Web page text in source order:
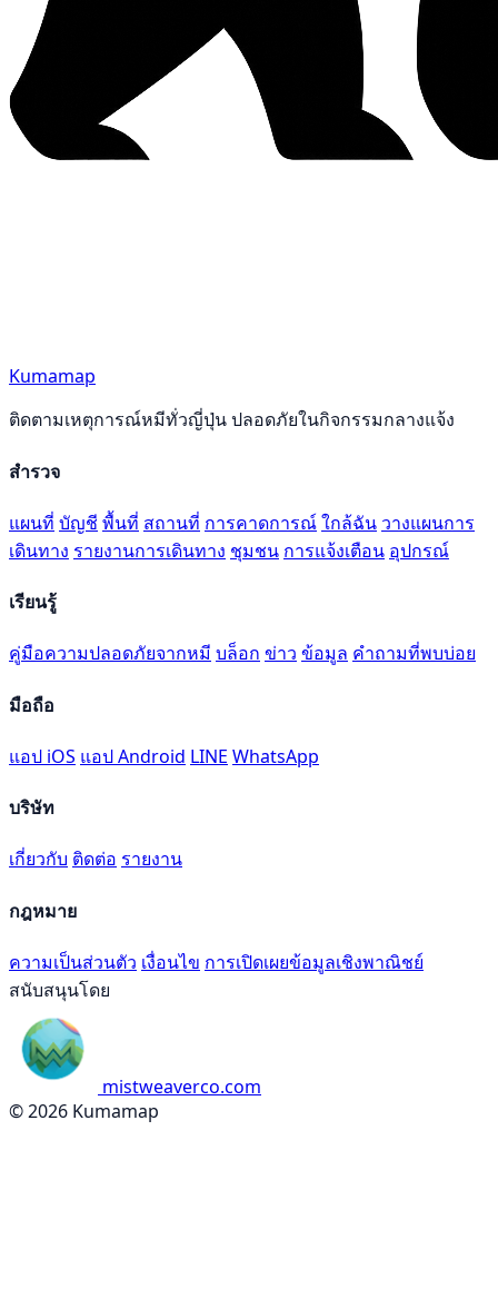
Kumamap
ติดตามเหตุการณ์หมีทั่วญี่ปุ่น ปลอดภัยในกิจกรรมกลางแจ้ง
สำรวจ
แผนที่ บัญชี พื้นที่ สถานที่ การคาดการณ์ใกล้ฉัน วางแผนการ
เดินทาง รายงานการเดินทาง ชุมชน การแจ้งเตือน อุปกรณ์
เรียนรู้
คู่มือความปลอดภัยจากหมี บล็อก ข่าว ข้อมูล คำถามที่พบบ่อย
มือถือ
แอป iOS แอป Android LINE WhatsApp
บริษัท
เกี่ยวกับ ติดต่อ รายงาน
กฎหมาย
ความเป็นส่วนตัว เงื่อนไข การเปิดเผยข้อมูลเชิงพาณิชย์
สนับสนุนโดย
mistweaverco.com
© 2026 Kumamap